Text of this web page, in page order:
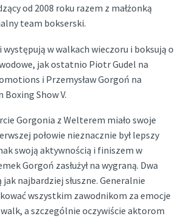
od 2008 roku razem z małżonką
team bokserski.
w walkach wieczoru i boksują o
jak ostatnio Piotr Gudel na
i Przemysław Gorgoń na
Boxing Show V.
Gorgonia z Welterem miało swoje
połowie nieznacznie był lepszy
swoją aktywnością i finiszem w
Gorgoń zasłużył na wygraną. Dwa
najbardziej słuszne. Generalnie
wszystkim zawodnikom za emocje
a szczególnie oczywiście aktorom